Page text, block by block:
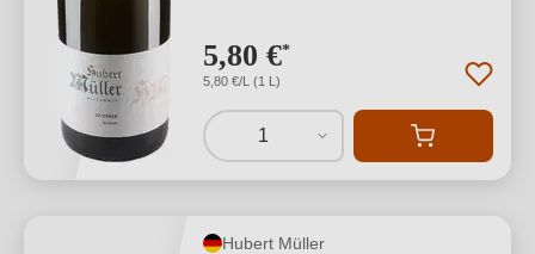
5,80 €*
5,80 €/L (1 L)
1
Hubert Müller